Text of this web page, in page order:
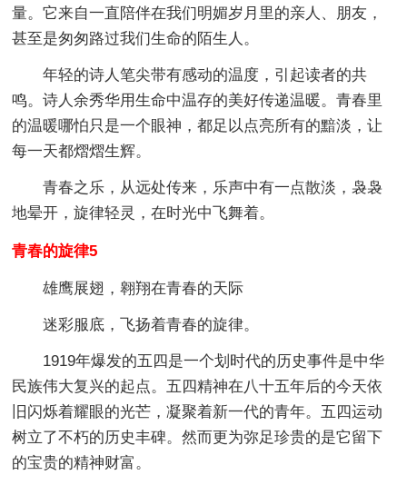
量。它来自一直陪伴在我们明媚岁月里的亲人、朋友，
甚至是匆匆路过我们生命的陌生人。
年轻的诗人笔尖带有感动的温度，引起读者的共
鸣。诗人余秀华用生命中温存的美好传递温暖。青春里
的温暖哪怕只是一个眼神，都足以点亮所有的黯淡，让
每一天都熠熠生辉。
青春之乐，从远处传来，乐声中有一点散淡，袅袅
地晕开，旋律轻灵，在时光中飞舞着。
青春的旋律5
雄鹰展翅，翱翔在青春的天际
迷彩服底，飞扬着青春的旋律。
1919年爆发的五四是一个划时代的历史事件是中华
民族伟大复兴的起点。五四精神在八十五年后的今天依
旧闪烁着耀眼的光芒，凝聚着新一代的青年。五四运动
树立了不朽的历史丰碑。然而更为弥足珍贵的是它留下
的宝贵的精神财富。